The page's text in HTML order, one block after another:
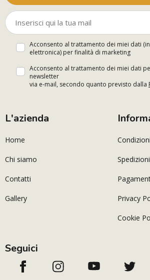
Acconsento al trattamento dei miei dati
elettronica) per finalità di marketing
Acconsento al trattamento dei miei dati
newsletter
via e-mail, secondo quanto previsto dalla
L'azienda
Home
Chi siamo
Contatti
Gallery
Spedizioni
Privacy
Cookie
Seguici